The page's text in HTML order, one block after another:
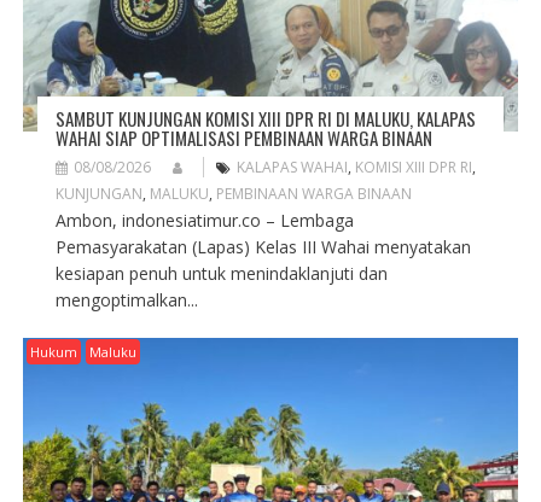
SAMBUT KUNJUNGAN KOMISI XIII DPR RI DI MALUKU, KALAPAS
WAHAI SIAP OPTIMALISASI PEMBINAAN WARGA BINAAN
08/08/2026 KALAPAS WAHAI, KOMISI XIII DPR RI,
KUNJUNGAN, MALUKU, PEMBINAAN WARGA BINAAN
Ambon, indonesiatimur.co – Lembaga
Pemasyarakatan (Lapas) Kelas III Wahai menyatakan
kesiapan penuh untuk menindaklanjuti dan
mengoptimalkan...
Hukum Maluku